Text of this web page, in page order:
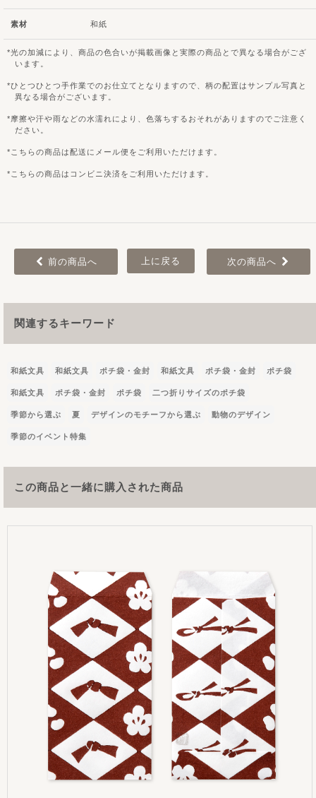
素材 和紙
光の加減により、商品の色合いが掲載画像と実際の商品とで異なる場合がござ
います。
ひとつひとつ手作業でのお仕立てとなりますので、柄の配置はサンプル写真と
異なる場合がございます。
摩擦や汗や雨などの水濡れにより、色落ちするおそれがありますのでご注意く
ださい。
こちらの商品は配送にメール便をご利用いただけます。
こちらの商品はコンビニ決済をご利用いただけます。
前の商品へ 上に戻る 次の商品へ
関連するキーワード
和紙文具 和紙文具 ポチ袋・金封 和紙文具 ポチ袋・金封 ポチ袋
和紙文具 ポチ袋・金封 ポチ袋 二つ折りサイズのポチ袋
季節から選ぶ 夏 デザインのモチーフから選ぶ 動物のデザイン
季節のイベント特集
この商品と一緒に購入された商品